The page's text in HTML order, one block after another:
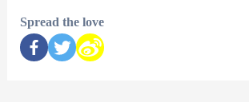
Spread the love